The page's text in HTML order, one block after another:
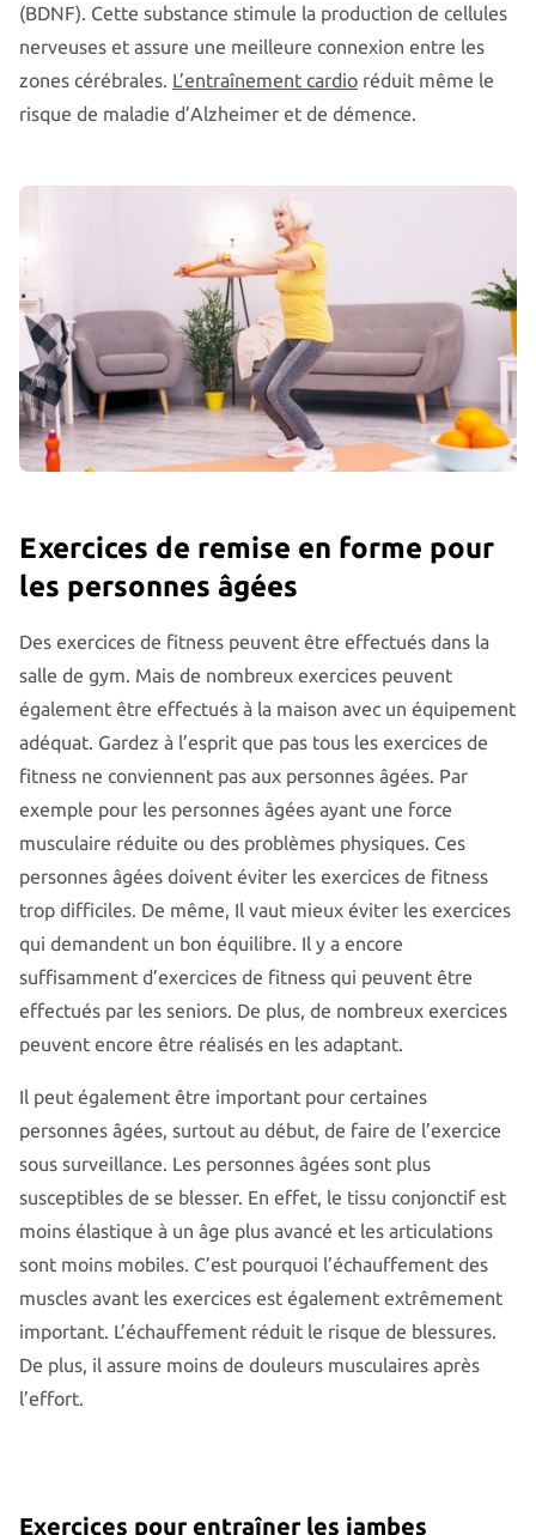
(BDNF). Cette substance stimule la production de cellules
nerveuses et assure une meilleure connexion entre les
zones cérébrales. L’entraînement cardio réduit même le
risque de maladie d’Alzheimer et de démence.
Exercices de remise en forme pour
les personnes âgées
Des exercices de fitness peuvent être effectués dans la
salle de gym. Mais de nombreux exercices peuvent
également être effectués à la maison avec un équipement
adéquat. Gardez à l’esprit que pas tous les exercices de
fitness ne conviennent pas aux personnes âgées. Par
exemple pour les personnes âgées ayant une force
musculaire réduite ou des problèmes physiques. Ces
personnes âgées doivent éviter les exercices de fitness
trop difficiles. De même, Il vaut mieux éviter les exercices
qui demandent un bon équilibre. Il y a encore
suffisamment d’exercices de fitness qui peuvent être
effectués par les seniors. De plus, de nombreux exercices
peuvent encore être réalisés en les adaptant.
Il peut également être important pour certaines
personnes âgées, surtout au début, de faire de l’exercice
sous surveillance. Les personnes âgées sont plus
susceptibles de se blesser. En effet, le tissu conjonctif est
moins élastique à un âge plus avancé et les articulations
sont moins mobiles. C’est pourquoi l’échauffement des
muscles avant les exercices est également extrêmement
important. L’échauffement réduit le risque de blessures.
De plus, il assure moins de douleurs musculaires après
l’effort.
Exercices pour entraîner les jambes